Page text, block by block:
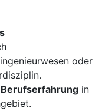
oder
in